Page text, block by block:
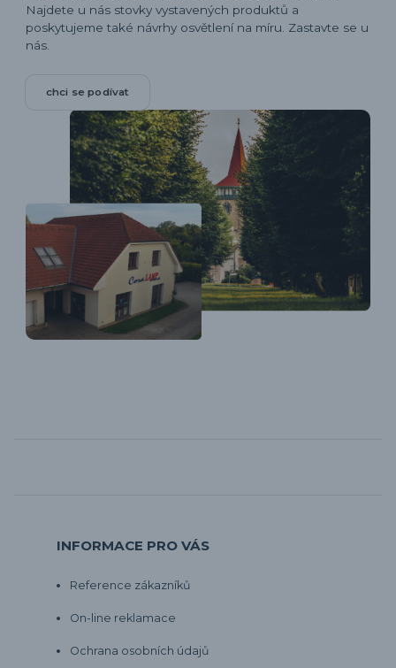
Najdete u nás stovky vystavených produktů a
poskytujeme také návrhy osvětlení na míru. Zastavte se u
nás.
chci se podívat
INFORMACE PRO VÁS
Reference zákazníků
On-line reklamace
Ochrana osobních údajů